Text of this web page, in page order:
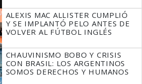
ALEXIS MAC ALLISTER CUMPLIÓ
Y SE IMPLANTÓ PELO ANTES DE
VOLVER AL FÚTBOL INGLÉS
CHAUVINISMO BOBO Y CRISIS
CON BRASIL: LOS ARGENTINOS
SOMOS DERECHOS Y HUMANOS